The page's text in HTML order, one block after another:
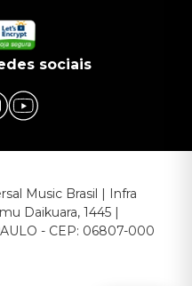
sociais
Music Brasil | Infra
Daikuara, 1445 |
- CEP: 06807-000